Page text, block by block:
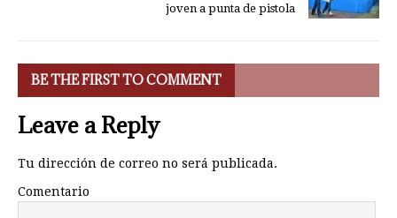
joven a punta de pistola
BE THE FIRST TO COMMENT
Leave a Reply
Tu dirección de correo no será publicada.
Comentario